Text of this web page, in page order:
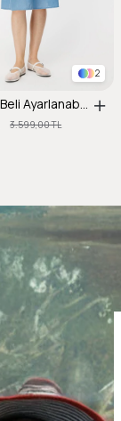
2
Omuzları ve Beli Ayarlanabilir İp Detaylı Keten Elbise-MAVİ
3.599,00 TL